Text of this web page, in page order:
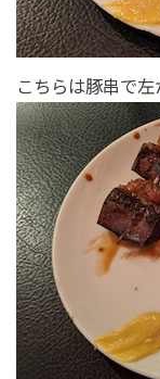
こちらは豚串で左